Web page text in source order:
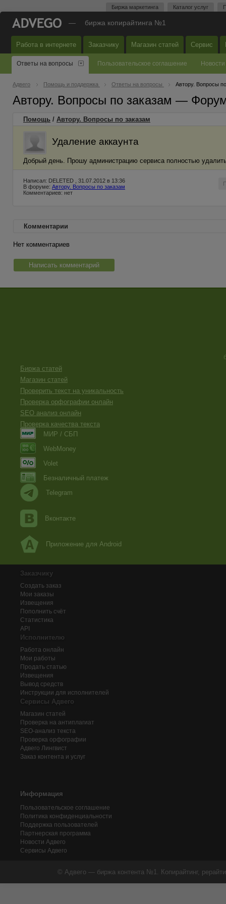
Биржа маркетинга Каталог услуг
— биржа копирайтинга №1
Работа в интернете Заказчику Магазин статей Сервис
Ответы на вопросы Пользовательское соглашение Новости
Адвего Помощь и поддержка Ответы на вопросы Автору. Вопросы
Автору. Вопросы по заказам —
Помощь / Автору. Вопросы по заказам
Удаление аккаунта
Добрый день. Прошу администрацию сервиса полностью
Написал: DELETED , 31.07.2012 в 13:36
В форуме: Автору. Вопросы по заказам
Комментариев: нет
Комментарии
Нет комментариев
Написать комментарий
Биржа статей
Магазин статей
Проверить текст на уникальность
Проверка орфографии онлайн
SEO анализ онлайн
Проверка качества текста
МИР / СБП
WebMoney
Volet
Безналичный платеж
Telegram
Вконтакте
Приложение для Android
Заказчику
Создать заказ
Мои заказы
Извещения
Пополнить счёт
Статистика
API
Исполнителю
Работа онлайн
Мои работы
Продать статью
Извещения
Вывод средств
Инструкции для исполнителей
Сервисы Адвего
Магазин статей
Проверка на антиплагиат
SEO-анализ текста
Проверка орфографии
Адвего Лингвист
Заказ контента и услуг
Информация
Пользовательское соглашение
Политика конфиденциальности
Поддержка пользователей
Партнерская программа
Новости Адвего
Сервисы Адвего
© Адвего — биржа контента №1. Копирайтинг,